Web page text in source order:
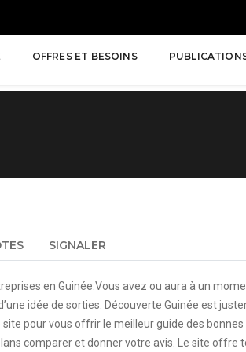
OFFRES ET BESOINS
SIGNALER
en Guinée.Vous avez ou aura à un
idée de sorties. Découverte Guinée est
pour vous offrir le meilleur guide des
comparer et donner votre avis. Le site offre